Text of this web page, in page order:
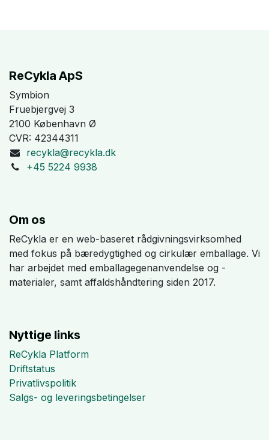
ReCykla ApS
Symbion
Fruebjergvej 3
2100 København Ø
CVR: 42344311
recykla@recykla.dk
+45 5224 9938
Om os
ReCykla er en web-baseret rådgivningsvirksomhed
med fokus på bæredygtighed og cirkulær emballage. Vi
har arbejdet med emballagegenanvendelse og -
materialer, samt affaldshåndtering siden 2017.
Nyttige links
ReCykla Platform
Driftstatus
Privatlivspolitik
Salgs- og leveringsbetingelser